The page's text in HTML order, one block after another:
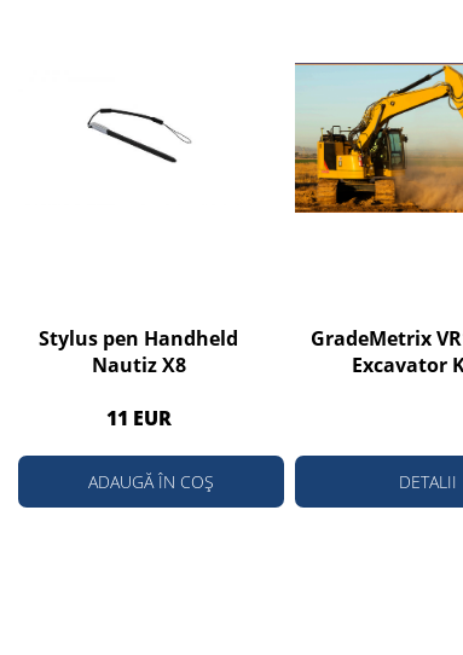
Stylus pen Handheld
Nautiz X8
11 EUR
ADAUGĂ ÎN COȘ
GradeMetrix
Excavator
DETALII